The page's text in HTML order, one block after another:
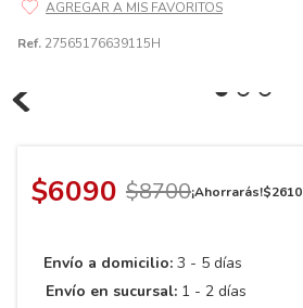
Ref. 27565176639115H
$6090 $8700¡Ahorrarás!$2610
Envío a domicilio: 3 - 5 días
Envío en sucursal: 1 - 2 días
7 245